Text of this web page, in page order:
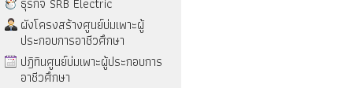
ผังโครงสร้างศูนย์บ่มเพาะผู้
ประกอบการอาชีวศึกษา
ปฎิทินศูนย์บ่มเพาะผู้ประกอบการ
อาชีวศึกษา